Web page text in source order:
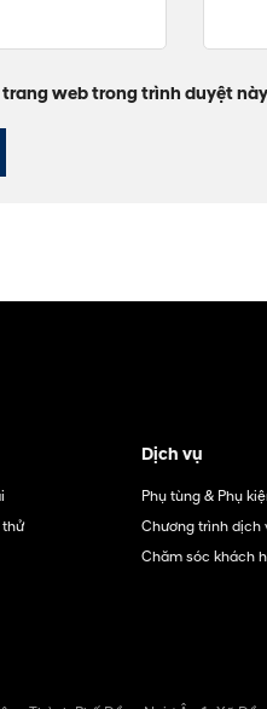
web trong trình duyệt
Dịch vụ
Phụ tùng & Phụ
Chương trình dịch
Chăm sóc khách